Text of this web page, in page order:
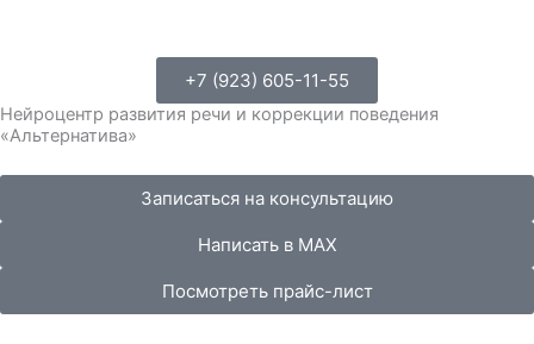
+7 (923) 605-11-55
Нейроцентр развития речи и коррекции поведения
«Альтернатива»
Записаться на консультацию
Написать в MAX
Посмотреть прайс-лист